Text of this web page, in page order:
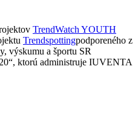
TrendWatch YOUTH
Trendspottingpodporeného z
výskumu a športu SR
ktorú administruje IUVENTA